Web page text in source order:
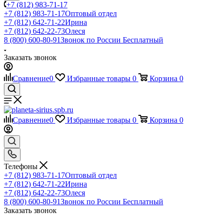
+7 (812) 983-71-17
+7 (812) 983-71-17Оптовый отдел
+7 (812) 642-71-22Ирина
+7 (812) 642-22-73Олеся
8 (800) 600-80-91Звонок по России Бесплатный
Заказать звонок
Сравнение0 Избранные товары 0 Корзина 0
Сравнение0 Избранные товары 0 Корзина 0
Телефоны
+7 (812) 983-71-17Оптовый отдел
+7 (812) 642-71-22Ирина
+7 (812) 642-22-73Олеся
8 (800) 600-80-91Звонок по России Бесплатный
Заказать звонок